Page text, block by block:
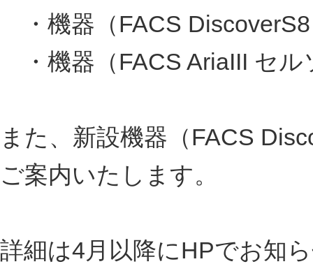
・機器（FACS
・機器（FACS AriaIII セル
また、新設機器（FACS
ご案内いたします。
詳細は4月以降にHPでお知